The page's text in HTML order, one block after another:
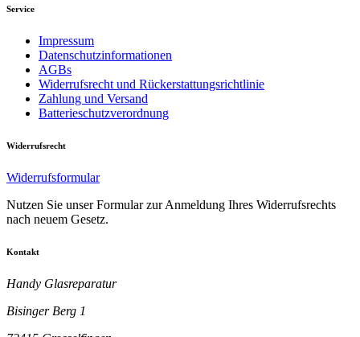
Service
Impressum
Datenschutzinformationen
AGBs
Widerrufsrecht und Rückerstattungsrichtlinie
Zahlung und Versand
Batterieschutzverordnung
Widerrufsrecht
Widerrufsformular
Nutzen Sie unser Formular zur Anmeldung Ihres Widerrufsrechts
nach neuem Gesetz.
Kontakt
Handy Glasreparatur
Bisinger Berg 1